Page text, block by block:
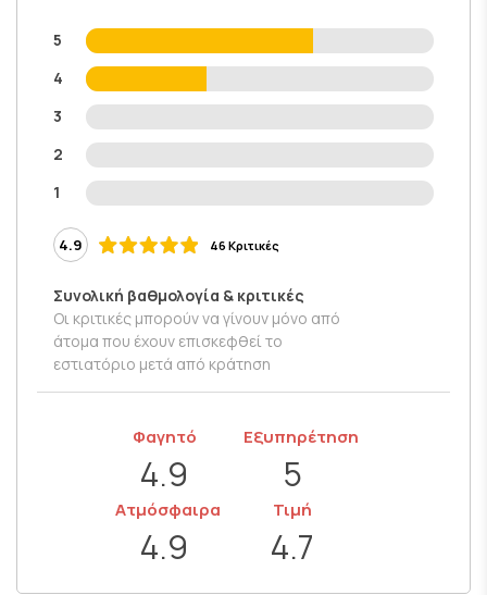
5
4
3
2
1
4.9 46 Κριτικές
Συνολική βαθμολογία & κριτικές
Οι κριτικές μπορούν να γίνουν μόνο από
άτομα που έχουν επισκεφθεί το
εστιατόριο μετά από κράτηση
Φαγητό
4.9
Εξυπηρέτηση
5
Ατμόσφαιρα
4.9
Τιμή
4.7